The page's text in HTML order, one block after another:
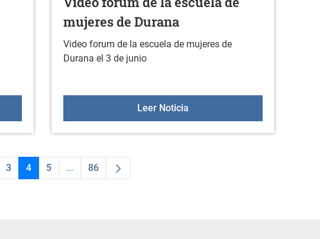
mujeres de Durana
Video forum de la escuela de mujeres de
Durana el 3 de junio
Leer Noticia
Página
3 Página
4 Página
5 ...Páginas intermedias Use TAB para desplazarse.
Página
86